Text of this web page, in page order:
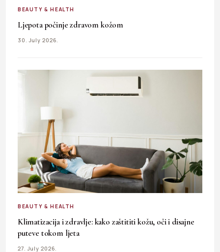
BEAUTY & HEALTH
Ljepota počinje zdravom kožom
30. July 2026.
BEAUTY & HEALTH
Klimatizacija i zdravlje: kako zaštititi kožu, oči i disajne
puteve tokom ljeta
27. July 2026.